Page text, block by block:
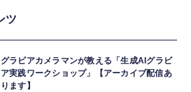
ツ
グラビアカメラマンが教える「生成AIグラビ
ア実践ワークショップ」【アーカイブ配信あ
ります】